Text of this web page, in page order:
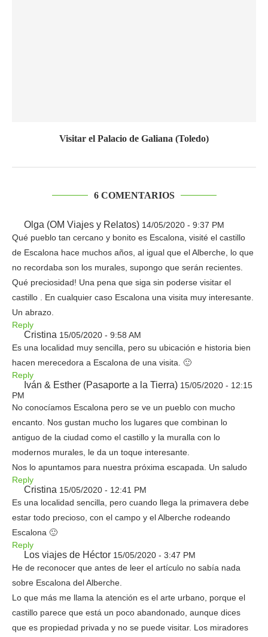
Visitar el Palacio de Galiana (Toledo)
6 COMENTARIOS
Olga (OM Viajes y Relatos) 14/05/2020 - 9:37 PM
Qué pueblo tan cercano y bonito es Escalona, visité el castillo
de Escalona hace muchos años, al igual que el Alberche, lo que
no recordaba son los murales, supongo que serán recientes.
Qué preciosidad! Una pena que siga sin poderse visitar el
castillo . En cualquier caso Escalona una visita muy interesante.
Un abrazo.
Reply
Cristina 15/05/2020 - 9:58 AM
Es una localidad muy sencilla, pero su ubicación e historia bien
hacen merecedora a Escalona de una visita. 🙂
Reply
Iván & Esther (Pasaporte a la Tierra) 15/05/2020 - 12:15
PM
No conocíamos Escalona pero se ve un pueblo con mucho
encanto. Nos gustan mucho los lugares que combinan lo
antiguo de la ciudad como el castillo y la muralla con lo
modernos murales, le da un toque interesante.
Nos lo apuntamos para nuestra próxima escapada. Un saludo
Reply
Cristina 15/05/2020 - 12:41 PM
Es una localidad sencilla, pero cuando llega la primavera debe
estar todo precioso, con el campo y el Alberche rodeando
Escalona 🙂
Reply
Los viajes de Héctor 15/05/2020 - 3:47 PM
He de reconocer que antes de leer el artículo no sabía nada
sobre Escalona del Alberche.
Lo que más me llama la atención es el arte urbano, porque el
castillo parece que está un poco abandonado, aunque dices
que es propiedad privada y no se puede visitar. Los miradores